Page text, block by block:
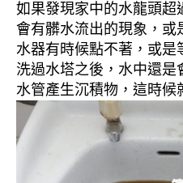
如果發現家中的水龍頭超
會有髒水流出的現象，或
水器有時候點不著，或
洗過水塔之後，水中還是
水管產生沉積物，這時候